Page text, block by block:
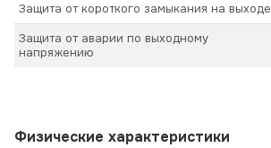
Защита от короткого замыкания на выходе
Защита от аварии по выходному
напряжению
Физические характеристики